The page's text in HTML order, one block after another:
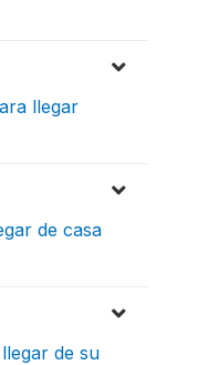
llegar
de casa
de su